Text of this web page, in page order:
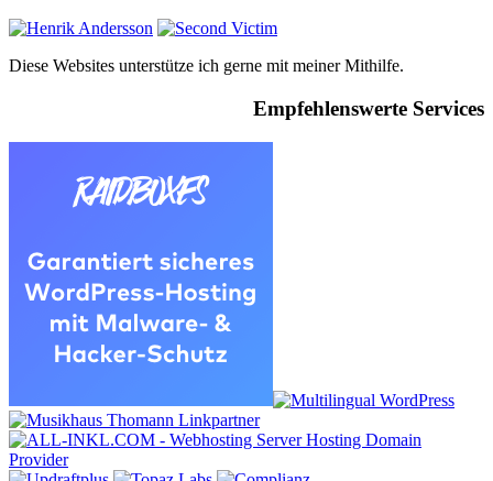
Diese Websites unterstütze ich gerne mit meiner Mithilfe.
Empfehlenswerte Services